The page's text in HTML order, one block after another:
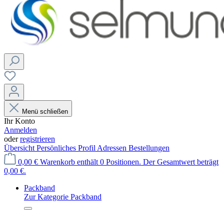
Menü schließen
Ihr Konto
Anmelden
oderregistrieren
Übersicht Persönliches Profil Adressen Bestellungen
0,00 € Warenkorb enthält 0 Positionen. Der Gesamtwert beträgt
0,00 €.
Packband
Zur Kategorie Packband